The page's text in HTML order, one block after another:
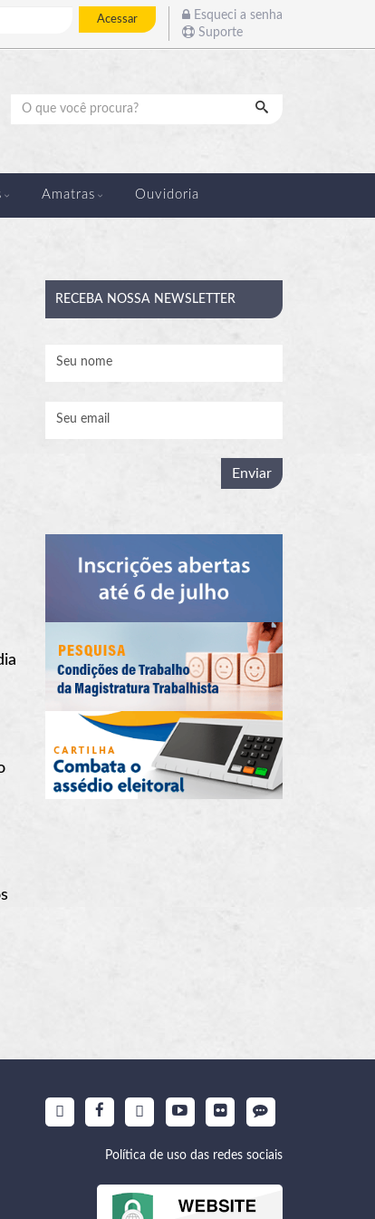
Acessar
Esqueci a senha
Suporte
Pesquisar
Amatras Ouvidoria
RECEBA NOSSA NEWSLETTER
Política de uso das redes sociais